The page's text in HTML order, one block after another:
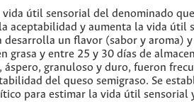
útil sensorial del denominado
aceptabilidad y aumenta la vida útil
un flavor (sabor y aroma)
grasa y entre 25 y 30 días de
granuloso y duro, fueron
del queso semigraso. Se
para estimar la vida útil sensorial